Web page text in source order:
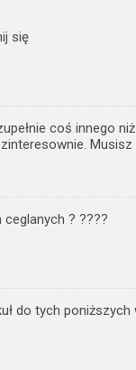
się
coś innego
? ????
do tych poniższych